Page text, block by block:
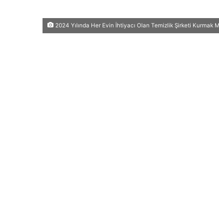
2024 Yılında Her Evin İhtiyacı Olan Temizlik Şirketi Kurmak